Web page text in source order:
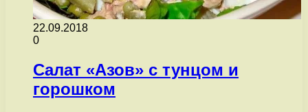
22.09.2018
0
Салат «Азов» с тунцом и
горошком